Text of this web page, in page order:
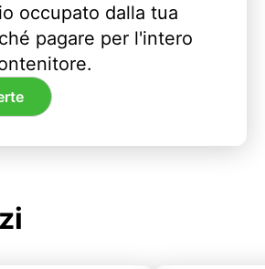
occupato dalla tua
pagare per l'intero